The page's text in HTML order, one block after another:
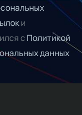
и
с Политикой
данных